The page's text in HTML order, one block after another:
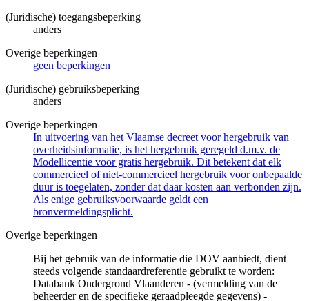
(Juridische) toegangsbeperking
anders
Overige beperkingen
geen beperkingen
(Juridische) gebruiksbeperking
anders
Overige beperkingen
In uitvoering van het Vlaamse decreet voor hergebruik van
overheidsinformatie, is het hergebruik geregeld d.m.v. de
Modellicentie voor gratis hergebruik. Dit betekent dat elk
commercieel of niet-commercieel hergebruik voor onbepaalde
duur is toegelaten, zonder dat daar kosten aan verbonden zijn.
Als enige gebruiksvoorwaarde geldt een
bronvermeldingsplicht.
Overige beperkingen
Bij het gebruik van de informatie die DOV aanbiedt, dient
steeds volgende standaardreferentie gebruikt te worden:
Databank Ondergrond Vlaanderen - (vermelding van de
beheerder en de specifieke geraadpleegde gegevens) -